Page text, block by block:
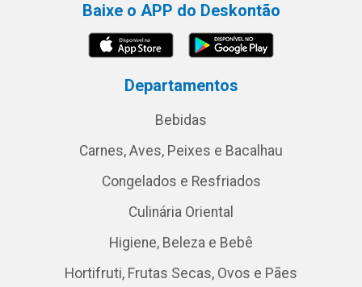
Baixe o APP do Deskontão
Departamentos
Bebidas
Carnes, Aves, Peixes e Bacalhau
Congelados e Resfriados
Culinária Oriental
Higiene, Beleza e Bebê
Hortifruti, Frutas Secas, Ovos e Pães